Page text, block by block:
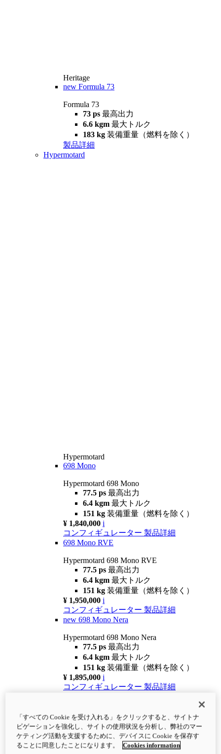
Heritage
new Formula 73
Formula 73
73 ps 最高出力
6.6 kgm 最大トルク
183 kg 装備重量（燃料を除く）
製品詳細
Hypermotard
Hypermotard
698 Mono
Hypermotard 698 Mono
77.5 ps 最高出力
6.4 kgm 最大トルク
151 kg 装備重量（燃料を除く）
¥ 1,840,000 i
コンフィギュレーター 製品詳細
698 Mono RVE
Hypermotard 698 Mono RVE
77.5 ps 最高出力
6.4 kgm 最大トルク
151 kg 装備重量（燃料を除く）
¥ 1,950,000 i
コンフィギュレーター 製品詳細
new 698 Mono Nera
Hypermotard 698 Mono Nera
77.5 ps 最高出力
6.4 kgm 最大トルク
151 kg 装備重量（燃料を除く）
¥ 1,895,000 i
コンフィギュレーター 製品詳細
Hypermotard V2
120.4 hp最高出力
9.6 kgm最大トルク
180 kg装備重量（燃料を除く）
「すべての Cookie を受け入れる」をクリックすると、サイトナ
ビゲーションを強化し、サイトの使用状況を分析し、弊社のマー
ケティング活動を支援するために、デバイスに Cookie を保存す
ることに同意したことになります。
Cookies information